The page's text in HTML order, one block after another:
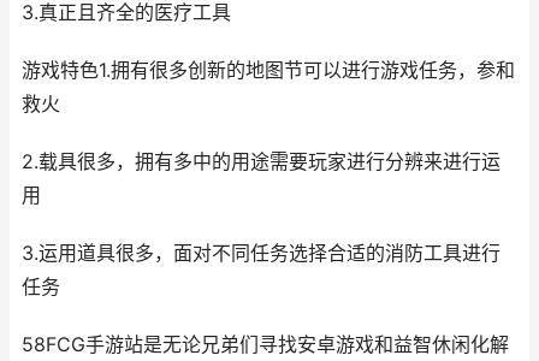
3.真正且齐全的医疗工具
游戏特色1.拥有很多创新的地图节可以进行游戏任务，参和
救火
2.载具很多，拥有多中的用途需要玩家进行分辨来进行运
用
3.运用道具很多，面对不同任务选择合适的消防工具进行
任务
58FCG手游站是无论兄弟们寻找安卓游戏和益智休闲化解